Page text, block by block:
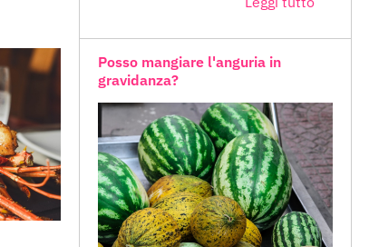
Posso mangiare l'anguria in
gravidanza?